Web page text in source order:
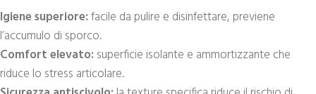
Igiene superiore:facile da pulire e disinfettare, previene
l’accumulo di sporco.
Comfort elevato: superficie isolante e ammortizzante che
riduce lo stress articolare.